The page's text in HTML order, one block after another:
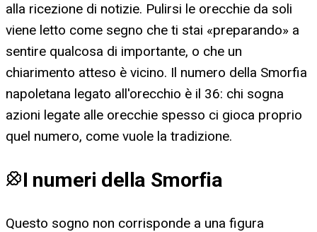
alla ricezione di notizie. Pulirsi le orecchie da soli
viene letto come segno che ti stai «preparando» a
sentire qualcosa di importante, o che un
chiarimento atteso è vicino. Il numero della Smorfia
napoletana legato all'orecchio è il 36: chi sogna
azioni legate alle orecchie spesso ci gioca proprio
quel numero, come vuole la tradizione.
I numeri della Smorfia
Questo sogno non corrisponde a una figura